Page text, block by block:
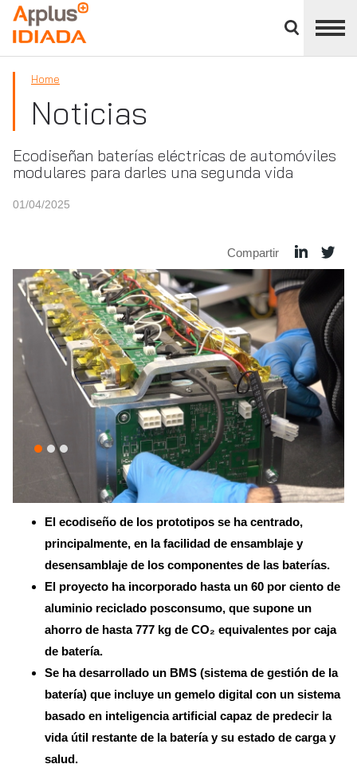
panel
APPLUS+
Home
Noticias
Ecodiseñan baterías eléctricas de automóviles
modulares para darles una segunda vida
01/04/2025
Compartir
El ecodiseño de los prototipos se ha centrado,
principalmente, en la facilidad de ensamblaje y
desensamblaje de los componentes de las baterías.
El proyecto ha incorporado hasta un 60 por ciento de
aluminio reciclado posconsumo, que supone un
ahorro de hasta 777 kg de CO₂ equivalentes por caja
de batería.
Se ha desarrollado un BMS (sistema de gestión de la
batería) que incluye un gemelo digital con un sistema
basado en inteligencia artificial capaz de predecir la
vida útil restante de la batería y su estado de carga y
salud.